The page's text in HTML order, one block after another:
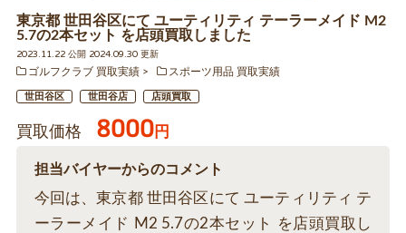
東京都 世田谷区にて ユーティリティ テーラーメイド M2
5.7の2本セット を店頭買取しました
2023.11.22 公開 2024.09.30 更新
ゴルフクラブ 買取実績
スポーツ用品 買取実績
世田谷区 世田谷店 店頭買取
買取価格 8000円
担当バイヤーからのコメント
今回は、東京都 世田谷区にて ユーティリティ テ
ーラーメイド M2 5.7の2本セット を店頭買取し